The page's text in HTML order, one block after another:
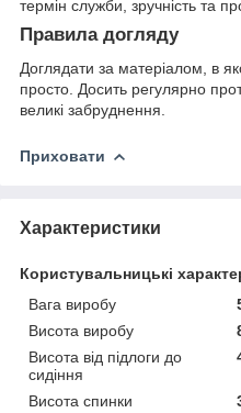
термін служби, зручність та
Правила догляду
Доглядати за матеріалом, в
просто. Досить регулярно
великі забруднення.
Приховати
Характеристики
Користувальницькі
Вага виробу
Висота виробу
Висота від підлоги до
сидіння
Висота спинки